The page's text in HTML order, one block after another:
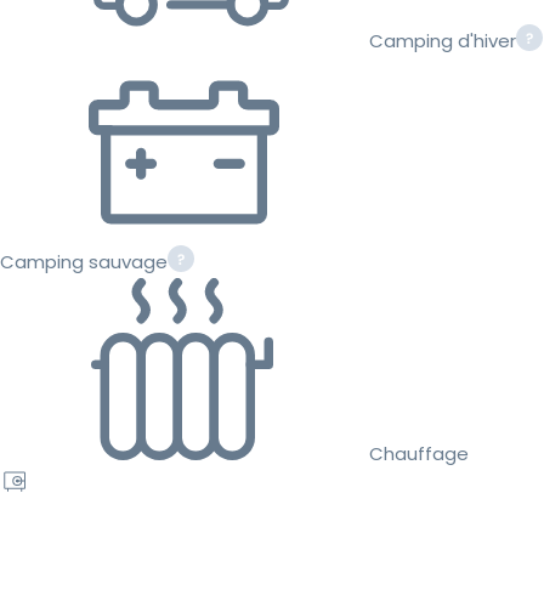
Camping d'hiver
Camping sauvage
Chauffage